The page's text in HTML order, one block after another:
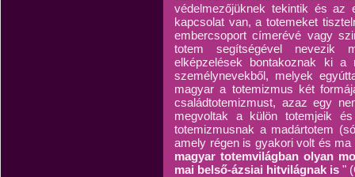
védelmezőjüknek tekintik és az
kapcsolat van, a totemeket
embercsoport címerévé vagy
totem segítségével nevezik
elképzelések bontakoznak ki a
személynevekből, melyek
magyar a totemizmus két
családtotemizmust, azaz egy
megvoltak a külön totemjeik
totemizmusnak a madártotem
amely régen is gyakori volt és
magyar totemvilágban olyan
mai belső-ázsiai hitvilágnak is "